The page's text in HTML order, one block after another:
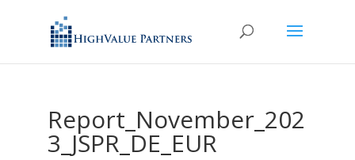
Report_November_202
3_JSPR_DE_EUR